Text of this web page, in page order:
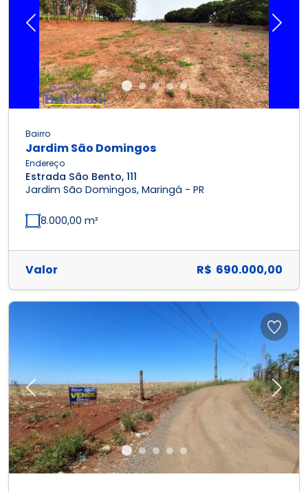
Previous Next
Bairro
Jardim São Domingos
Endereço
Estrada São Bento, 111
Jardim São Domingos, Maringá - PR
8.000,00 m²
Valor R$ 690.000,00
Previous Next